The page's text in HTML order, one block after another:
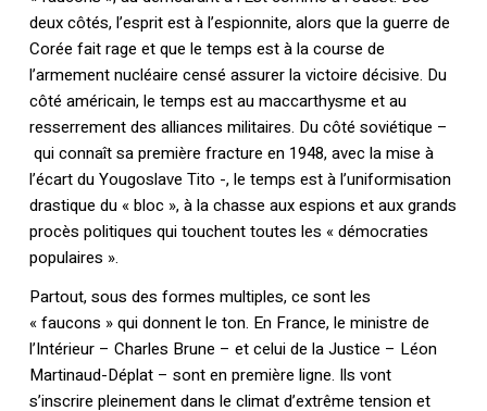
deux côtés, l’esprit est à l’espionnite, alors que la guerre de
Corée fait rage et que le temps est à la course de
l’armement nucléaire censé assurer la victoire décisive. Du
côté américain, le temps est au maccarthysme et au
resserrement des alliances militaires. Du côté soviétique –
qui connaît sa première fracture en 1948, avec la mise à
l’écart du Yougoslave Tito -, le temps est à l’uniformisation
drastique du « bloc », à la chasse aux espions et aux grands
procès politiques qui touchent toutes les « démocraties
populaires ».
Partout, sous des formes multiples, ce sont les
« faucons » qui donnent le ton. En France, le ministre de
l’Intérieur – Charles Brune – et celui de la Justice – Léon
Martinaud-Déplat – sont en première ligne. Ils vont
s’inscrire pleinement dans le climat d’extrême tension et